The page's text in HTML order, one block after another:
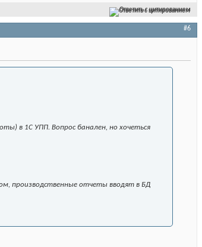
Ответить с цитированием
#6
в 1С УПП. Вопрос банален, но хочеться
производственные отчеты вводят в БД